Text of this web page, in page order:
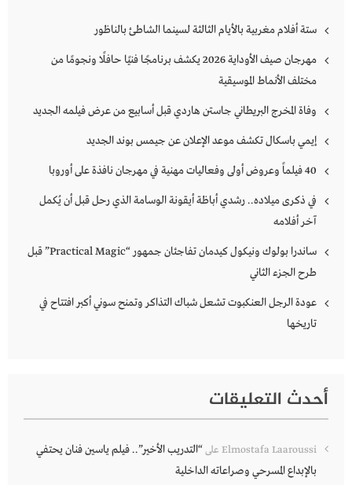
ستة أفلام مغربية بالأيام الثالثة لسينما الشاطئ بالناظور
مهرجان صيف الأوداية 2026 يكشف برنامجًا فنيًا حافلًا ونجومًا من
مختلف الأنماط الموسيقية
وفاة المخرج البريطاني جاستن هاردي قبل أسابيع من عرض فيلمه الجديد
إيمي باسكال تكشف موعد الإعلان عن جيمس بوند الجديد
40 فيلماً وعروض أولى وفعاليات مهنية في مهرجان نافذة على أوروبا
في ذكرى ميلاده.. رشدي أباظة أيقونة الوسامة الذي رحل قبل أن يُكمل
آخر أفلامه
ساندرا بولوك ونيكول كيدمان تفاجئان جمهور “Practical Magic” قبل
طرح الجزء الثاني
عودة الرجل العنكبوت تشعل شباك التذاكر وتمنح سوني أكبر افتتاح في
تاريخها
أحدث التعليقات
Elmostafa Laaroussi على“التدريب الأخير”.. فيلم ياسين فنان يحتفي
بالإبداع المسرحي وصراعاته الداخلية